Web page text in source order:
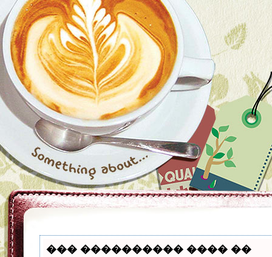
��� ���������� ���� ��